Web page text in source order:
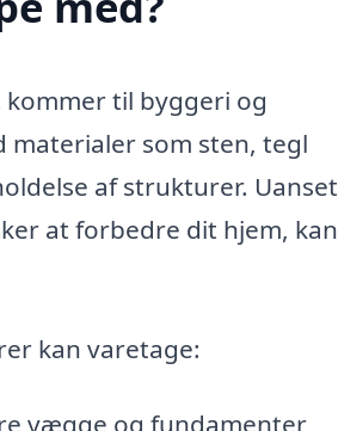
til byggeri og
materialer som sten, tegl
af strukturer. Uanset
at forbedre dit hjem, kan
kan varetage:
vægge og fundamenter,